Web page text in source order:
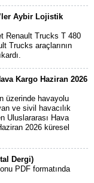
Aybir Lojistik
Renault Trucks T 480
Trucks araçlarının
Kargo Haziran 2026
üzerinde havayolu
ve sivil havacılık
Uluslararası Hava
2026 küresel
Dergi)
PDF formatında